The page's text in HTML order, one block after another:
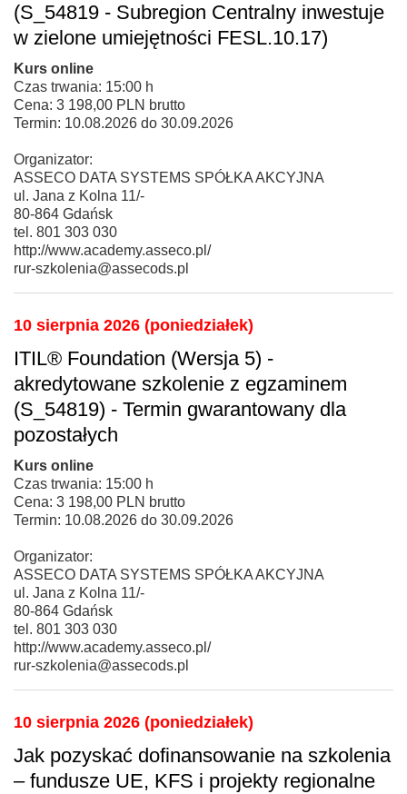
(S_54819 - Subregion Centralny inwestuje
w zielone umiejętności FESL.10.17)
Kurs online
Czas trwania: 15:00 h
Cena: 3 198,00 PLN brutto
Termin: 10.08.2026 do 30.09.2026
Organizator:
ASSECO DATA SYSTEMS SPÓŁKA AKCYJNA
ul. Jana z Kolna 11/-
80-864 Gdańsk
tel. 801 303 030
http://www.academy.asseco.pl/
rur-szkolenia@assecods.pl
10 sierpnia 2026 (poniedziałek)
ITIL® Foundation (Wersja 5) -
akredytowane szkolenie z egzaminem
(S_54819) - Termin gwarantowany dla
pozostałych
Kurs online
Czas trwania: 15:00 h
Cena: 3 198,00 PLN brutto
Termin: 10.08.2026 do 30.09.2026
Organizator:
ASSECO DATA SYSTEMS SPÓŁKA AKCYJNA
ul. Jana z Kolna 11/-
80-864 Gdańsk
tel. 801 303 030
http://www.academy.asseco.pl/
rur-szkolenia@assecods.pl
10 sierpnia 2026 (poniedziałek)
Jak pozyskać dofinansowanie na szkolenia
– fundusze UE, KFS i projekty regionalne